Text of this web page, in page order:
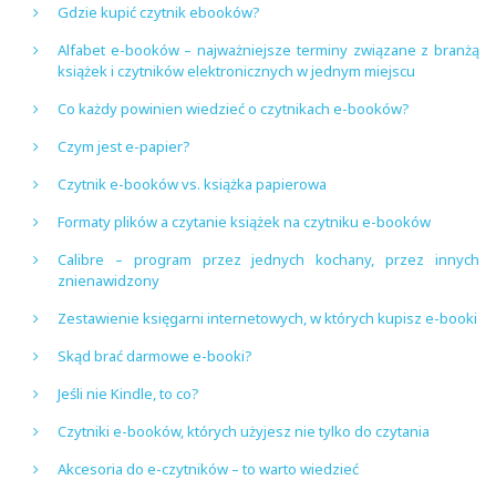
Gdzie kupić czytnik ebooków?
Alfabet e-booków – najważniejsze terminy związane z branżą
książek i czytników elektronicznych w jednym miejscu
Co każdy powinien wiedzieć o czytnikach e-booków?
Czym jest e-papier?
Czytnik e-booków vs. książka papierowa
Formaty plików a czytanie książek na czytniku e-booków
Calibre – program przez jednych kochany, przez innych
znienawidzony
Zestawienie księgarni internetowych, w których kupisz e-booki
Skąd brać darmowe e-booki?
Jeśli nie Kindle, to co?
Czytniki e-booków, których użyjesz nie tylko do czytania
Akcesoria do e-czytników – to warto wiedzieć